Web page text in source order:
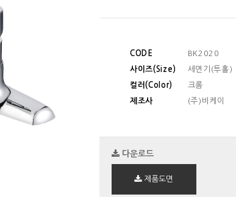
CODE
BK2020
사이즈(Size)
세면기(투홀)
컬러(Color)
크롬
제조사
(주)비케이
다운로드
제품도면